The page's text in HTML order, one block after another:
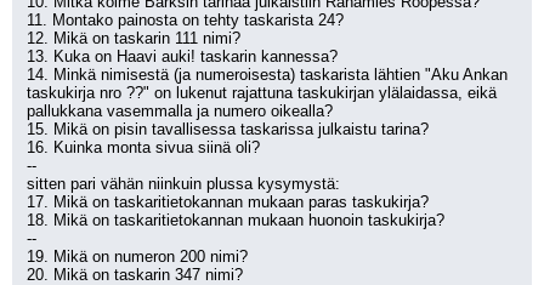
11. Montako painosta on tehty taskarista 24?
12. Mikä on taskarin 111 nimi?
13. Kuka on Haavi auki! taskarin kannessa?
14. Minkä nimisestä (ja numeroisesta) taskarista lähtien "Aku Ankan
taskukirja nro ??" on lukenut rajattuna taskukirjan ylälaidassa, eikä
pallukkana vasemmalla ja numero oikealla?
15. Mikä on pisin tavallisessa taskarissa julkaistu tarina?
16. Kuinka monta sivua siinä oli?
--
sitten pari vähän niinkuin plussa kysymystä:
17. Mikä on taskaritietokannan mukaan paras taskukirja?
18. Mikä on taskaritietokannan mukaan huonoin taskukirja?
--
19. Mikä on numeron 200 nimi?
20. Mikä on taskarin 347 nimi?